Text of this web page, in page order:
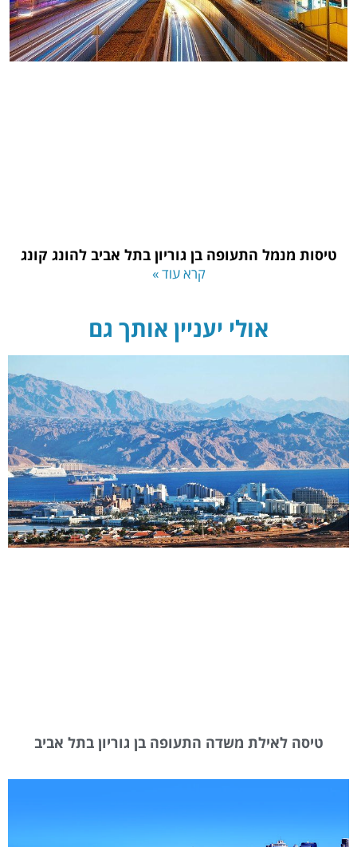
טיסות מנמל התעופה בן גוריון בתל אביב להונג קונג
קרא עוד »
אולי יעניין אותך גם
טיסה לאילת משדה התעופה בן גוריון בתל אביב